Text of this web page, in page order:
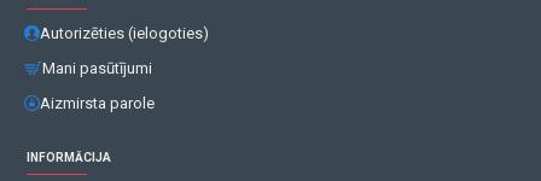
Autorizēties (ielogoties)
Mani pasūtījumi
Aizmirsta parole
INFORMĀCIJA